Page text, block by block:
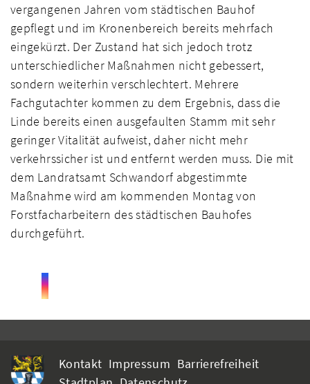
vergangenen Jahren vom städtischen Bauhof
gepflegt und im Kronenbereich bereits mehrfach
eingekürzt. Der Zustand hat sich jedoch trotz
unterschiedlicher Maßnahmen nicht gebessert,
sondern weiterhin verschlechtert. Mehrere
Fachgutachter kommen zu dem Ergebnis, dass die
Linde bereits einen ausgefaulten Stamm mit sehr
geringer Vitalität aufweist, daher nicht mehr
verkehrssicher ist und entfernt werden muss. Die mit
dem Landratsamt Schwandorf abgestimmte
Maßnahme wird am kommenden Montag von
Forstfacharbeitern des städtischen Bauhofes
durchgeführt.
Kontakt Impressum Barrierefreiheit